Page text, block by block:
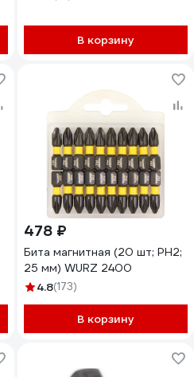
В корзину
478 ₽
Бита магнитная (20 шт; PH2;
25 мм) WURZ 2400
4.8(173)
В корзину